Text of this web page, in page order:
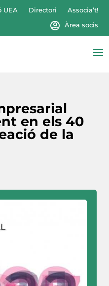
UEA Directori
Associa’t!
Àrea socis
en els 40
de la